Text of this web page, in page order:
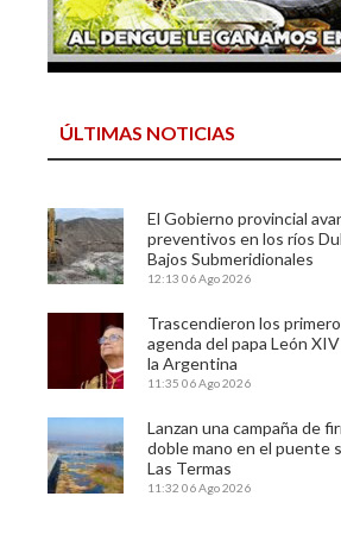
ÚLTIMAS NOTICIAS
El Gobierno provincial
preventivos en los ríos
Bajos Submeridionales
12:13 06 Ago 2026
Trascendieron los
agenda del papa León
la Argentina
11:35 06 Ago 2026
Lanzan una campaña de
doble mano en el puente
Las Termas
11:32 06 Ago 2026